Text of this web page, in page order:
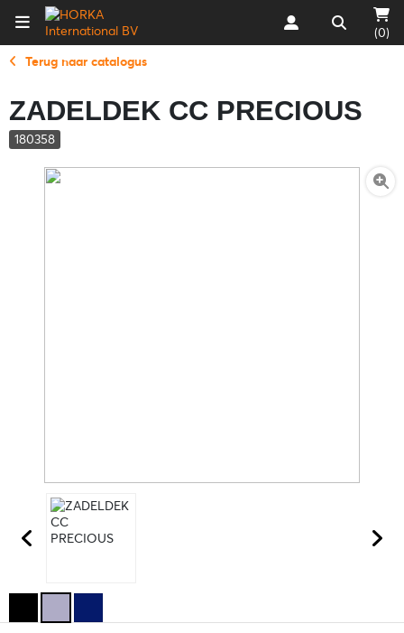
(0)
Terug naar catalogus
ZADELDEK CC PRECIOUS
180358